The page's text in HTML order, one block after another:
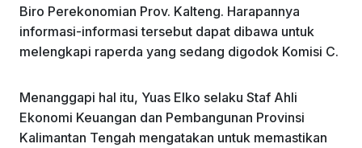
Biro Perekonomian Prov. Kalteng. Harapannya
informasi-informasi tersebut dapat dibawa untuk
melengkapi raperda yang sedang digodok Komisi C.
Menanggapi hal itu, Yuas Elko selaku Staf Ahli
Ekonomi Keuangan dan Pembangunan Provinsi
Kalimantan Tengah mengatakan untuk memastikan